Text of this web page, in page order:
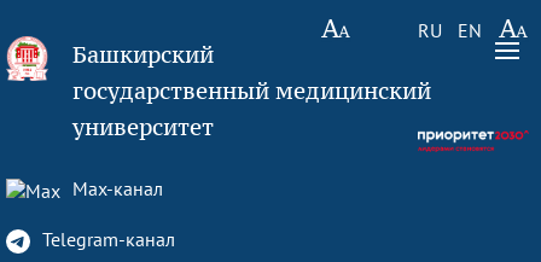
RU EN
Башкирский
государственный медицинский
университет
Max-канал
Telegram-канал